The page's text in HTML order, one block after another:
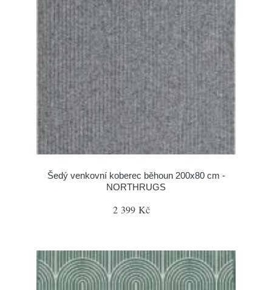
Šedý venkovní koberec běhoun 200x80 cm -
NORTHRUGS
2 399 Kč